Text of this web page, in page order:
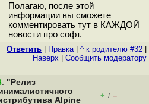
Полагаю, после этой
информации вы сможете
комментировать тут в КАЖДОЙ
новости про софт.
Ответить Правка| ^ к родителю #32
Наверх
Cообщить модератору
. "Релиз
Alpine
+ / –